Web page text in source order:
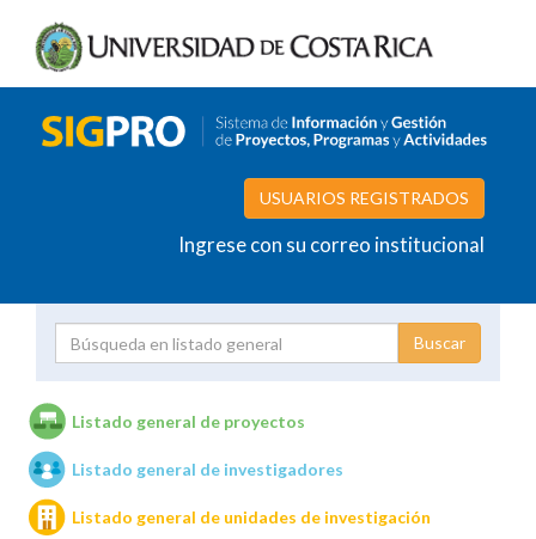
USUARIOS REGISTRADOS
Ingrese con su correo institucional
Unidades de investigación
Listado general de proyectos
Listado general de investigadores
Listado general de unidades de investigación